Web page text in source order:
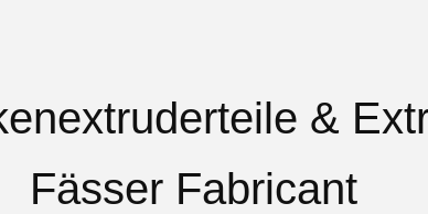
&
Fässer Fabricant